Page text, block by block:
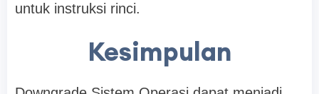
untuk instruksi rinci.
Kesimpulan